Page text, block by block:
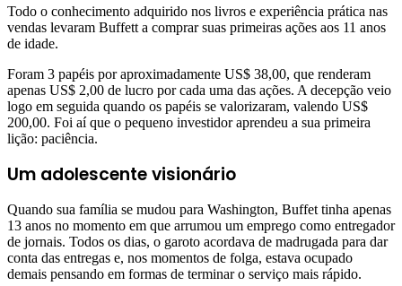
Todo o conhecimento adquirido nos livros e experiência prática nas
vendas levaram Buffett a comprar suas primeiras ações aos 11 anos
de idade.
Foram 3 papéis por aproximadamente US$ 38,00, que renderam
apenas US$ 2,00 de lucro por cada uma das ações. A decepção veio
logo em seguida quando os papéis se valorizaram, valendo US$
200,00. Foi aí que o pequeno investidor aprendeu a sua primeira
lição: paciência.
Um adolescente visionário
Quando sua família se mudou para Washington, Buffet tinha apenas
13 anos no momento em que arrumou um emprego como entregador
de jornais. Todos os dias, o garoto acordava de madrugada para dar
conta das entregas e, nos momentos de folga, estava ocupado
demais pensando em formas de terminar o serviço mais rápido.